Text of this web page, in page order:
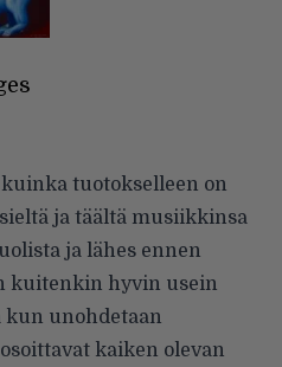
tuotokselleen on
ja täältä musiikkinsa
ja lähes ennen
kuitenkin hyvin usein
kun unohdetaan
kaiken olevan